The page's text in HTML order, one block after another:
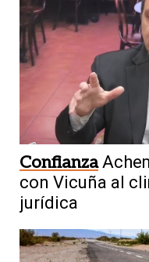
Confianza
con Vicuña al
jurídica